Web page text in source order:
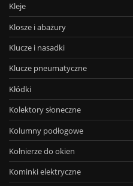
Kleje
Klosze i abażury
Klucze i nasadki
Klucze pneumatyczne
Kłódki
Kolektory słoneczne
Kolumny podłogowe
Kołnierze do okien
Kominki elektryczne